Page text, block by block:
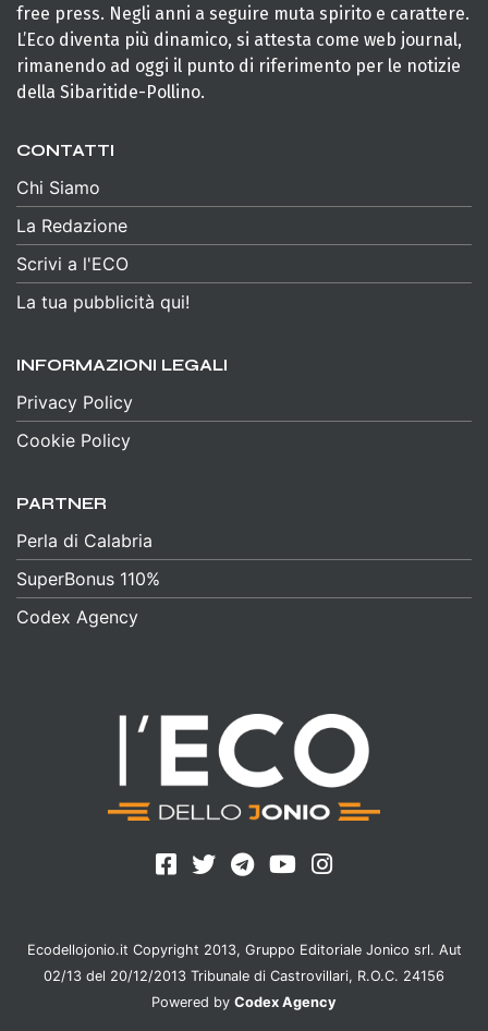
free press. Negli anni a seguire muta spirito e carattere.
L’Eco diventa più dinamico, si attesta come web journal,
rimanendo ad oggi il punto di riferimento per le notizie
della Sibaritide-Pollino.
CONTATTI
Chi Siamo
La Redazione
Scrivi a l'ECO
La tua pubblicità qui!
INFORMAZIONI LEGALI
Privacy Policy
Cookie Policy
PARTNER
Perla di Calabria
SuperBonus 110%
Codex Agency
Ecodellojonio.it Copyright 2013, Gruppo Editoriale Jonico srl. Aut
02/13 del 20/12/2013 Tribunale di Castrovillari, R.O.C. 24156
Powered by Codex Agency